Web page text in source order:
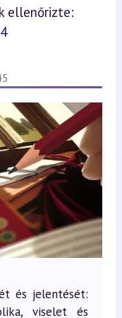
ellenőrizte:
és jelentését:
viselet és